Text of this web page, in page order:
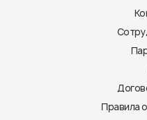
Правила